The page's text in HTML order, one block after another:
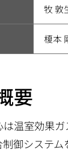
牧 敦
榎本
要
温室効果
制御システ